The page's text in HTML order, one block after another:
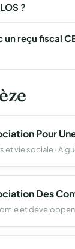
?
un reçu fiscal
et vie sociale ·
et